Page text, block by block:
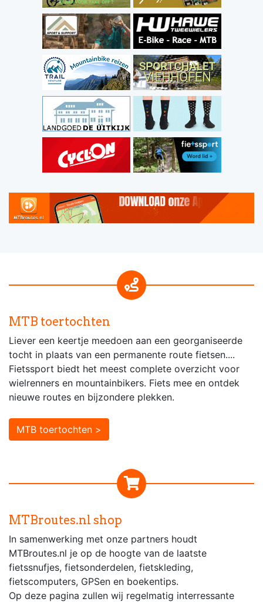
MTB toertochten
Liever een keertje meedoen aan een georganiseerde
tocht in plaats van een permanente route fietsen....
Fietssport biedt het meest complete overzicht voor
wielrenners en mountainbikers. Fiets mee en ontdek
nieuwe routes en bijzondere plekken.
MTB toertochten >
MTBroutes.nl shop
In samenwerking met onze partners houdt
MTBroutes.nl je op de hoogte van de laatste
fietssnufjes, fietsonderdelen, fietskleding,
fietscomputers, GPSen en boekentips.
Op deze pagina zullen wij regelmatig interressante